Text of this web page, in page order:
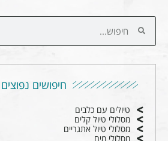
חיפושים נפוצים
טיולים עם כלבים
מסלולי טיול קלים
מסלולי טיול אתגריים
מסלולי מים